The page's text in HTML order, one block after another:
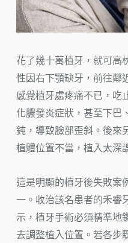
花了幾十萬植牙，就可高
性因右下顎缺牙，前往鄰
感覺植牙處疼痛不已，吃
化膿發炎症狀，甚至下巴
鈍，導致臉部歪斜。後來
植體位置不當，植入太深
這是明顯的植牙後失敗案
一。收治該名患者的禾睿
示，植牙手術必須精準地
去調整植入位置。若各步